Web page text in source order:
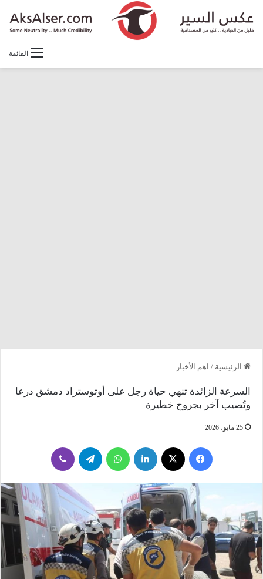
القائمة
الرئيسية / اهم الأخبار
السرعة الزائدة تنهي حياة رجل على أوتوستراد دمشق درعا
وتُصيب آخر بجروح خطيرة
25 مايو، 2026
فيسبوك لينكدإن واتساب تيلقرام